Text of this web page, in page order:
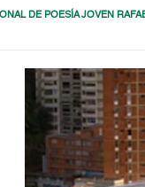
DE POESÍA JOVEN